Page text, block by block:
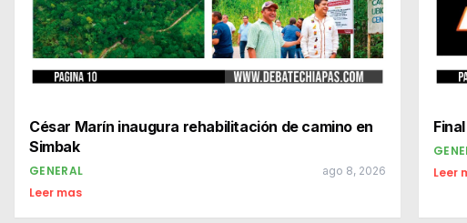
César Marín inaugura rehabilitación de camino en
Simbak
GENERAL ago 8, 2026
Leer mas
Leer